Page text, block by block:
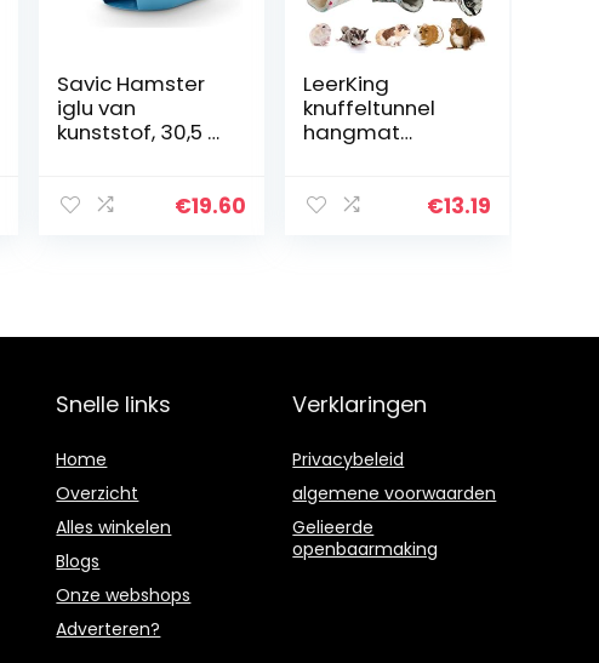
Savic Hamster
iglu van
kunststof, 30,5 x
gesorteerd €19.60
LeerKing
knuffeltunnel
hangmat
kleine dierenbed
€13.19
Snelle links
Home
Overzicht
Alles winkelen
Blogs
Onze webshops
Adverteren?
Verklaringen
Privacybeleid
algemene voorwaarden
Gelieerde
openbaarmaking